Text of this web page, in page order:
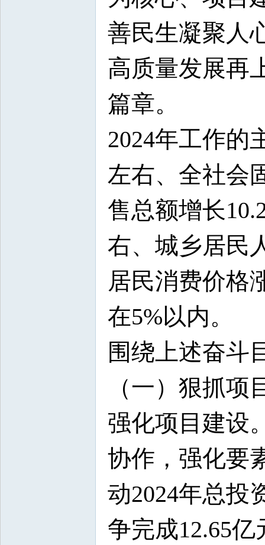
善民生凝聚人
高质量发展再
篇章。
2024年工作的
左右、全社会
售总额增长
右、城乡居民
居民消费价格
在5%以内。
围绕上述奋斗
（一）狠抓
强化项目建设
协作，强化要
动2024年总投
争完成12.65